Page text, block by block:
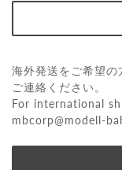
海外発送をご希望の
ご連絡ください。
For international
mbcorp@modell-